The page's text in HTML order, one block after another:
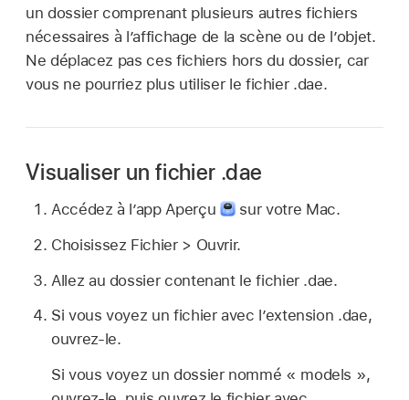
un dossier comprenant plusieurs autres fichiers
nécessaires à l’affichage de la scène ou de l’objet.
Ne déplacez pas ces fichiers hors du dossier, car
vous ne pourriez plus utiliser le fichier .dae.
Visualiser un fichier .dae
Accédez à l’app Aperçu
sur votre Mac.
Choisissez Fichier > Ouvrir.
Allez au dossier contenant le fichier .dae.
Si vous voyez un fichier avec l’extension .dae,
ouvrez-le.
Si vous voyez un dossier nommé « models »,